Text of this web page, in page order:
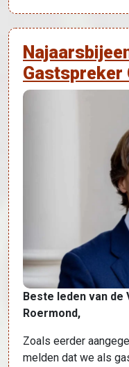
Beste leden van
Roermond,
Zoals eerder
melden dat we als